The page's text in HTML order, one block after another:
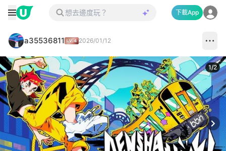
下載App
a35536811 2026/01/12
1/2